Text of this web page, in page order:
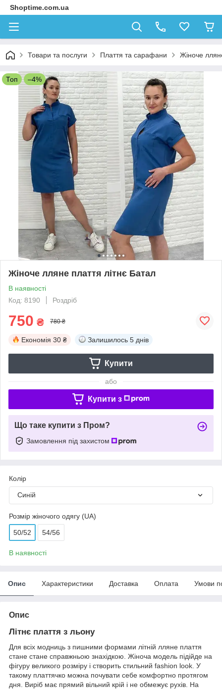
Shoptime.com.ua
Товари та послуги Плаття та сарафани Жіноче
Топ –4%
Жіноче лляне плаття літнє Батал
В наявності
Код: 8190
Роздріб
750 ₴ 780 ₴
Економія 30 ₴ Залишилось 5 днів
Купити
або
Купити з
Що таке купити з Пром?
Замовлення під захистом
Колір
Синій
Розмір жіночого одягу (UA)
50/52 54/56
В наявності
Опис Характеристики Доставка Оплата Умови
Опис
Літнє плаття з льону
Для всіх модниць з пишними формами літній лляне плаття
стане стане справжньою знахідкою. Жіноча модель підійде на
фігуру великого розміру і створить стильний fashion look. У
такому платтячко можна почувати себе комфортно протягом
дня. Виріб має прямий вільний крій і не обмежує рухів. На